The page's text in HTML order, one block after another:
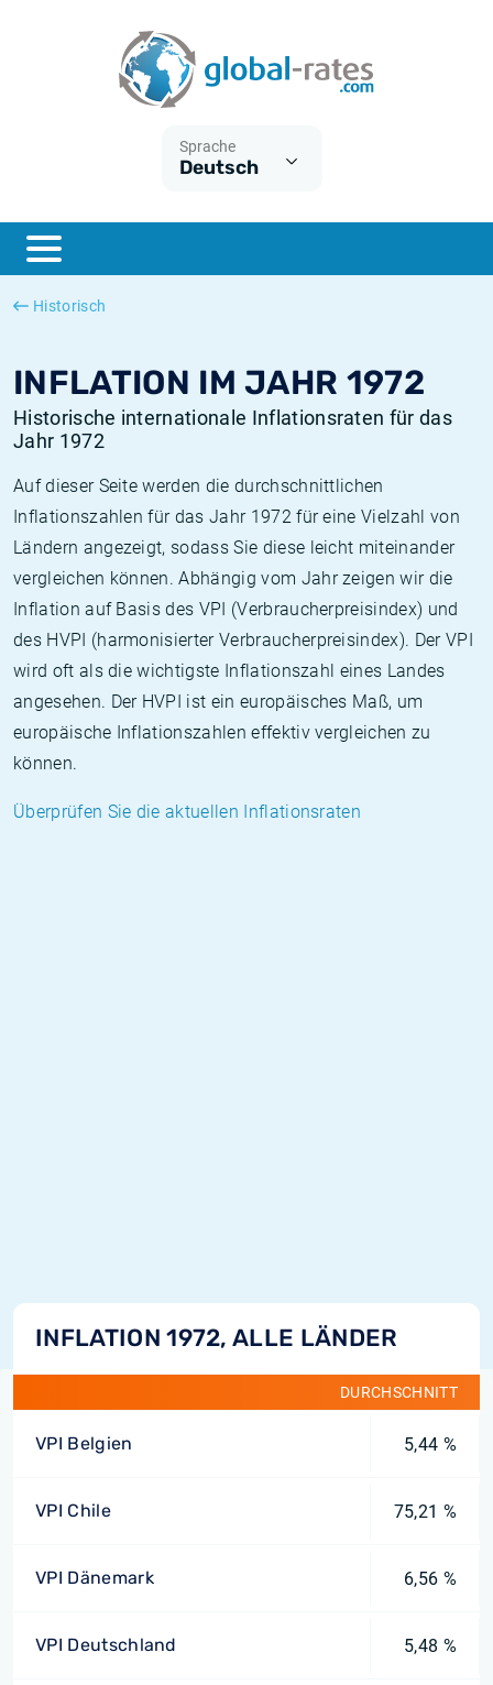
Sprache
Deutsch
Historisch
INFLATION IM JAHR 1972
Historische internationale Inflationsraten für das
Jahr 1972
Auf dieser Seite werden die durchschnittlichen
Inflationszahlen für das Jahr 1972 für eine Vielzahl von
Ländern angezeigt, sodass Sie diese leicht miteinander
vergleichen können. Abhängig vom Jahr zeigen wir die
Inflation auf Basis des VPI (Verbraucherpreisindex) und
des HVPI (harmonisierter Verbraucherpreisindex). Der VPI
wird oft als die wichtigste Inflationszahl eines Landes
angesehen. Der HVPI ist ein europäisches Maß, um
europäische Inflationszahlen effektiv vergleichen zu
können.
Überprüfen Sie die aktuellen Inflationsraten
INFLATION 1972, ALLE LÄNDER
DURCHSCHNITT
VPI Belgien 5,44 %
VPI Chile 75,21 %
VPI Dänemark 6,56 %
VPI Deutschland 5,48 %
ESTER
SONIA
Was ist die VPI-Inflation?
Was ist die HVPI-Inflation?
Deutsche inflation
Europäische inflation
Historische Euribor-Sätze
Historische ESTER-Sätze
Historische SOFR-Sätze
Historische SONIA-Sätze
Inflationsrechner